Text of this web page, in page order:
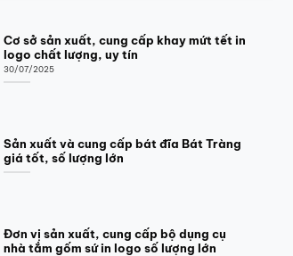
Cơ sở sản xuất, cung cấp khay mứt tết in
logo chất lượng, uy tín
30/07/2025
Sản xuất và cung cấp bát đĩa Bát Tràng
giá tốt, số lượng lớn
Đơn vị sản xuất, cung cấp bộ dụng cụ
nhà tắm gốm sứ in logo số lượng lớn